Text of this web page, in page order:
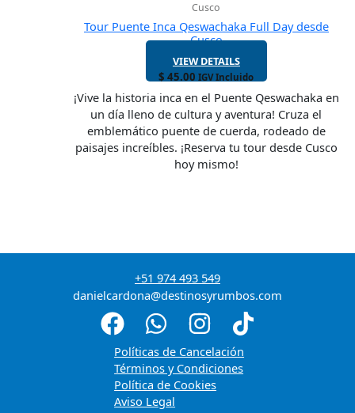
Cusco
Tour Puente Inca Qeswachaka Full Day desde
Cusco
VIEW DETAILS
$ 45.00 IGV Incluido
¡Vive la historia inca en el Puente Qeswachaka en
un día lleno de cultura y aventura! Cruza el
emblemático puente de cuerda, rodeado de
paisajes increíbles. ¡Reserva tu tour desde Cusco
hoy mismo!
+51 974 493 549
danielcardona@destinosyrumbos.com
Políticas de Cancelación
Términos y Condiciones
Política de Cookies
Aviso Legal